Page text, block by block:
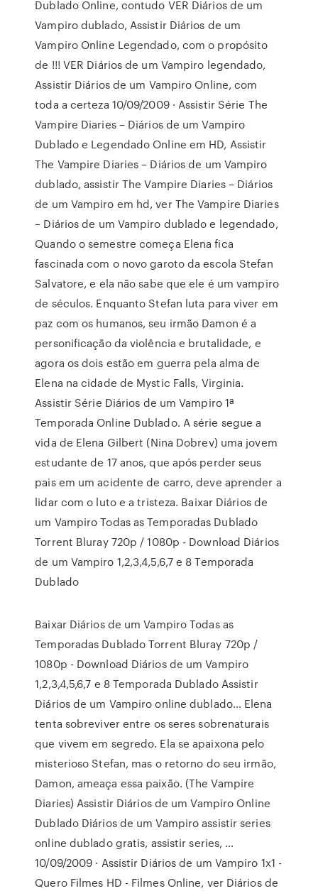
Dublado Online, contudo VER Diários de um
Vampiro dublado, Assistir Diários de um
Vampiro Online Legendado, com o propósito
de !!! VER Diários de um Vampiro legendado,
Assistir Diários de um Vampiro Online, com
toda a certeza 10/09/2009 · Assistir Série The
Vampire Diaries – Diários de um Vampiro
Dublado e Legendado Online em HD, Assistir
The Vampire Diaries – Diários de um Vampiro
dublado, assistir The Vampire Diaries – Diários
de um Vampiro em hd, ver The Vampire Diaries
– Diários de um Vampiro dublado e legendado,
Quando o semestre começa Elena fica
fascinada com o novo garoto da escola Stefan
Salvatore, e ela não sabe que ele é um vampiro
de séculos. Enquanto Stefan luta para viver em
paz com os humanos, seu irmão Damon é a
personificação da violência e brutalidade, e
agora os dois estão em guerra pela alma de
Elena na cidade de Mystic Falls, Virginia.
Assistir Série Diários de um Vampiro 1ª
Temporada Online Dublado. A série segue a
vida de Elena Gilbert (Nina Dobrev) uma jovem
estudante de 17 anos, que após perder seus
pais em um acidente de carro, deve aprender a
lidar com o luto e a tristeza. Baixar Diários de
um Vampiro Todas as Temporadas Dublado
Torrent Bluray 720p / 1080p - Download Diários
de um Vampiro 1,2,3,4,5,6,7 e 8 Temporada
Dublado
Baixar Diários de um Vampiro Todas as
Temporadas Dublado Torrent Bluray 720p /
1080p - Download Diários de um Vampiro
1,2,3,4,5,6,7 e 8 Temporada Dublado Assistir
Diários de um Vampiro online dublado… Elena
tenta sobreviver entre os seres sobrenaturais
que vivem em segredo. Ela se apaixona pelo
misterioso Stefan, mas o retorno do seu irmão,
Damon, ameaça essa paixão. (The Vampire
Diaries) Assistir Diários de um Vampiro Online
Dublado Diários de um Vampiro assistir series
online dublado gratis, assistir series, …
10/09/2009 · Assistir Diários de um Vampiro 1x1 -
Quero Filmes HD - Filmes Online, ver Diários de